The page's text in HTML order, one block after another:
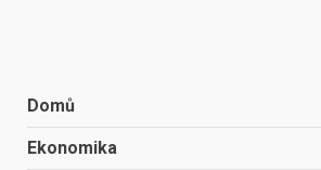
Domů
Ekonomika